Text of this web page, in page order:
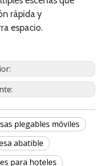
rápida y
espacio.
plegables móviles
abatible
para hoteles